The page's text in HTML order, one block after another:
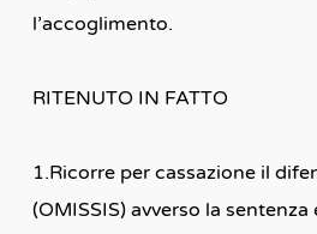
l’accoglimento.
RITENUTO IN FATTO
1.Ricorre per cassazione il
(OMISSIS) avverso la sentenza